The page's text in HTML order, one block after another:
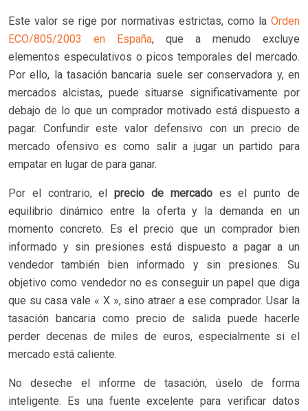
Este valor se rige por normativas estrictas, como la Orden
ECO/805/2003 en España, que a menudo excluye
elementos especulativos o picos temporales del mercado.
Por ello, la tasación bancaria suele ser conservadora y, en
mercados alcistas, puede situarse significativamente por
debajo de lo que un comprador motivado está dispuesto a
pagar. Confundir este valor defensivo con un precio de
mercado ofensivo es como salir a jugar un partido para
empatar en lugar de para ganar.
Por el contrario, elprecio de mercadoes el punto de
equilibrio dinámico entre la oferta y la demanda en un
momento concreto. Es el precio que un comprador bien
informado y sin presiones está dispuesto a pagar a un
vendedor también bien informado y sin presiones. Su
objetivo como vendedor no es conseguir un papel que diga
que su casa vale « X », sino atraer a ese comprador. Usar la
tasación bancaria como precio de salida puede hacerle
perder decenas de miles de euros, especialmente si el
mercado está caliente.
No deseche el informe de tasación, úselo de forma
inteligente. Es una fuente excelente para verificar datos